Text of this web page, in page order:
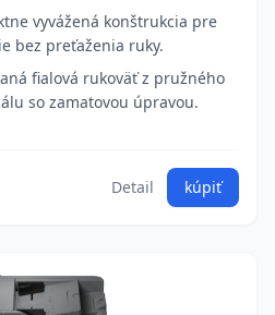
vyvážená konštrukcia pre
bez preťaženia ruky.
fialová rukoväť z pružného
so zamatovou úpravou.
Detail kúpiť